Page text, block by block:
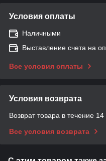
Условия оплаты
Наличными
Выставление счета на
Все условия оплаты
Условия возврата
Возврат товара в течение
Все условия возврата